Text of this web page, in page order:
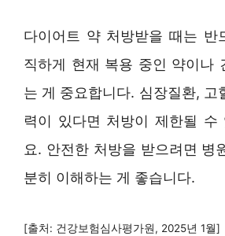
다이어트 약 처방받을 때는 반
직하게 현재 복용 중인 약이나
는 게 중요합니다. 심장질환, 고
력이 있다면 처방이 제한될 수
요. 안전한 처방을 받으려면 병
분히 이해하는 게 좋습니다.
[출처: 건강보험심사평가원, 2025년 1월]